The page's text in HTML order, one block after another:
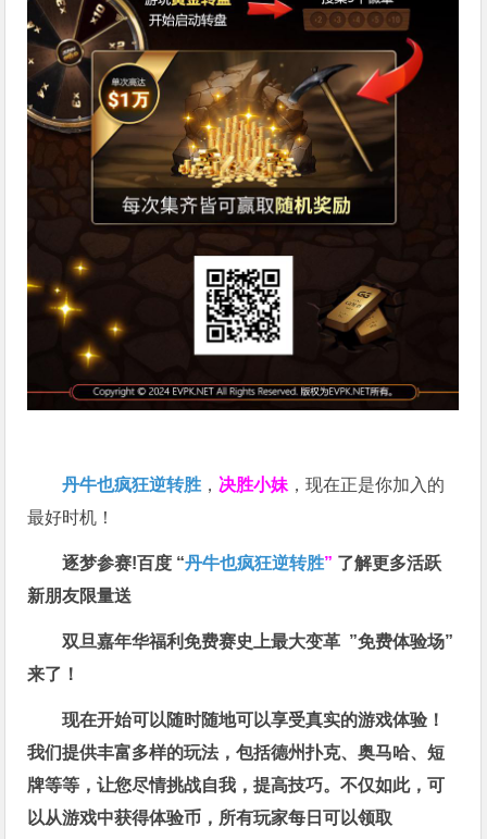
丹牛也疯狂逆转胜 ， 决胜小妹 ，现在正是你加入的
最好时机！
逐梦参赛!百度 “丹牛也疯狂逆转胜” 了解更多活跃
新朋友限量送
双旦嘉年华福利免费赛史上最大变革 ”免费体验场”
来了！
现在开始可以随时随地可以享受真实的游戏体验！
我们提供丰富多样的玩法，包括德州扑克、奥马哈、短
牌等等，让您尽情挑战自我，提高技巧。不仅如此，可
以从游戏中获得体验币，所有玩家每日可以领取